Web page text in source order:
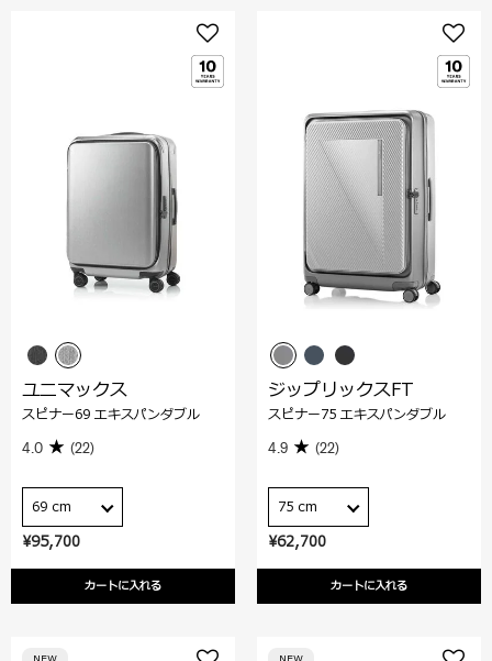
¥95,700
カートに入れる
ユニマックス
スピナー69 エキスパンダブル
4.0 (22)
69 cm
¥62,700
カートに入れる
ジップリックスFT
スピナー75 エキスパンダブル
4.9 (22)
75 cm